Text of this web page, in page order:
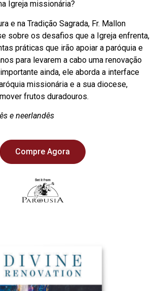
Igreja missionária?
e na Tradição Sagrada, Fr. Mallon
sobre os desafios que a Igreja enfrenta,
práticas que irão apoiar a paróquia e
para levarem a cabo uma renovação
ainda, ele aborda a interface
missionária e a sua diocese,
frutos duradouros.
e neerlandês
Compre Agora